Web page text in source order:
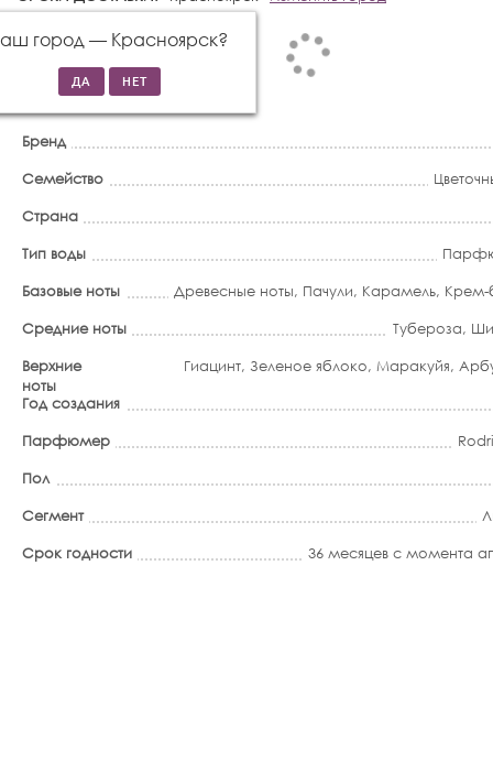
город — Красноярск?
Бренд
Семейство
Страна
Тип воды
Базовые ноты
Древесные ноты, Пачули, Карамель,
Средние ноты
Тубероза,
Верхние
ноты
Гиацинт, Зеленое яблоко, Маракуйя,
Год создания
Парфюмер
Пол
Сегмент
Срок годности
36 месяцев с момента